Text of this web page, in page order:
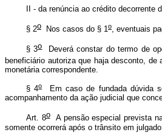
II - da renúncia ao crédito
§ 2o Nos casos do § 1o, eventuais
§ 3oDeverá constar do termo de
beneficiário autoriza que haja desconto,
monetária correspondente.
§ 4oEm caso de fundada dúvida
acompanhamento da ação judicial que
Art. 8oA pensão especial prevista
somente ocorrerá após o trânsito em